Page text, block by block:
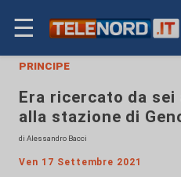
☰
principe
Era ricercato da
alla stazione di
di Alessandro Bacci
Ven 17 Settembre 2021